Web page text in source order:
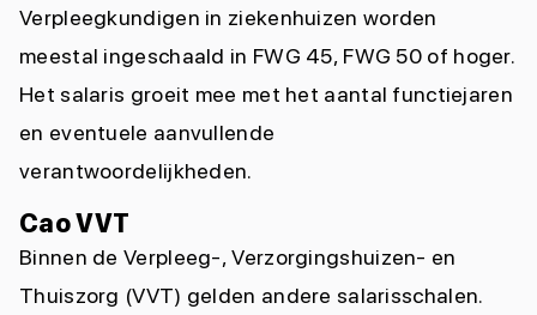
Verpleegkundigen in ziekenhuizen worden
meestal ingeschaald in FWG 45, FWG 50 of hoger.
Het salaris groeit mee met het aantal functiejaren
en eventuele aanvullende
verantwoordelijkheden.
Cao VVT
Binnen de Verpleeg-, Verzorgingshuizen- en
Thuiszorg (VVT) gelden andere salarisschalen.